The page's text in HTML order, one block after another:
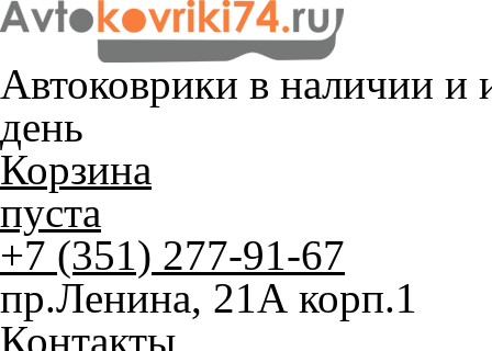
Автоковрики в наличии и
день
Корзина
пуста
+7 (351) 277-91-67
пр.Ленина, 21А корп.1
Контакты